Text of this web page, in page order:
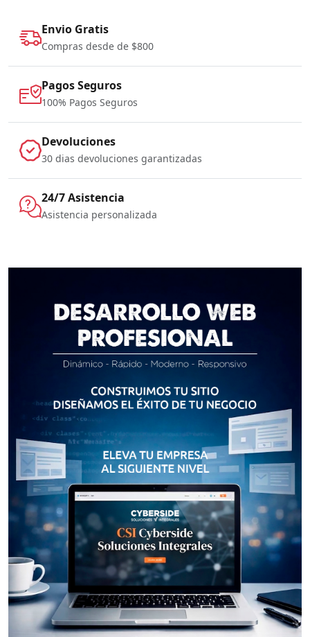
Envio Gratis
Compras desde de $800
Pagos Seguros
100% Pagos Seguros
Devoluciones
30 dias devoluciones garantizadas
24/7 Asistencia
Asistencia personalizada